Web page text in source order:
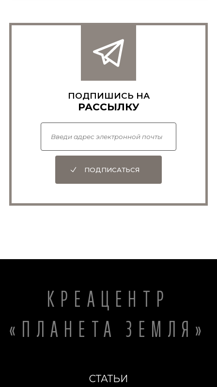
ПОДПИШИСЬ НА
РАССЫЛКУ
ПОДПИСАТЬСЯ
КРЕАЦЕНТР
«ПЛАНЕТА ЗЕМЛЯ»
СТАТЬИ